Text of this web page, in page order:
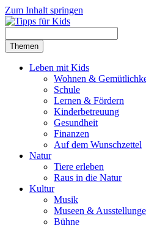
Zum Inhalt springen
Themen
Leben mit Kids
Wohnen &
Schule
Lernen & Fördern
Kinderbetreuung
Gesundheit
Finanzen
Auf dem Wunschzettel
Natur
Tiere erleben
Raus in die Natur
Kultur
Musik
Museen &
Bühne